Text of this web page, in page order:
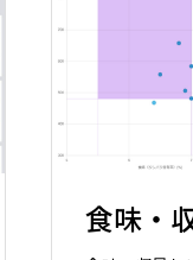
食味・